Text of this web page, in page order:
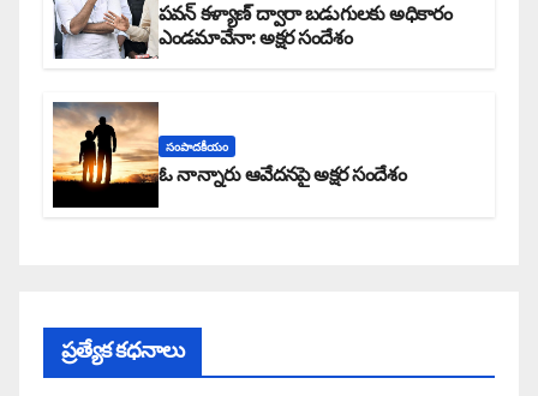
పవన్ కళ్యాణ్ ద్వారా బడుగులకు అధికారం
ఎండమావేనా: అక్షర సందేశం
సంపాదకీయం
ఓ నాన్నారు ఆవేదనపై అక్షర సందేశం
ప్రత్యేక కధనాలు